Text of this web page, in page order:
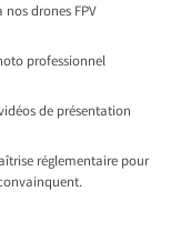
drones FPV
professionnel
de présentation
réglementaire pour